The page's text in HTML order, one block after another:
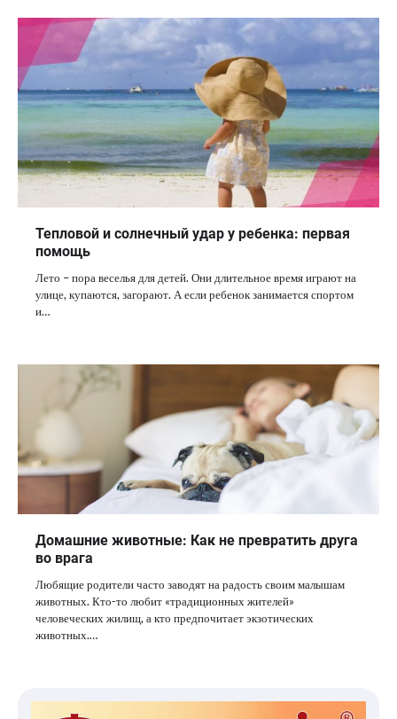
Тепловой и солнечный удар у ребенка: первая
помощь
Лето – пора веселья для детей. Они длительное время играют на
улице, купаются, загорают. А если ребенок занимается спортом
и…
Домашние животные: Как не превратить друга
во врага
Любящие родители часто заводят на радость своим малышам
животных. Кто-то любит «традиционных жителей»
человеческих жилищ, а кто предпочитает экзотических
животных.…